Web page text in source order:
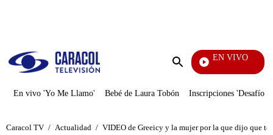
Enviar
EN VIVO
En vivo 'Yo Me Llamo' Bebé de Laura Tobón Inscripciones 'Desafío'
Caracol TV / Actualidad / VIDEO de Greeicy y la mujer por la que dijo que